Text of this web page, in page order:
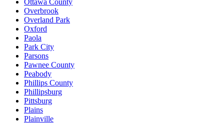
Overbrook
Overland Park
Oxford
Paola
Park City
Parsons
Pawnee County
Peabody
Phillips County
Phillipsburg
Pittsburg
Plains
Plainville